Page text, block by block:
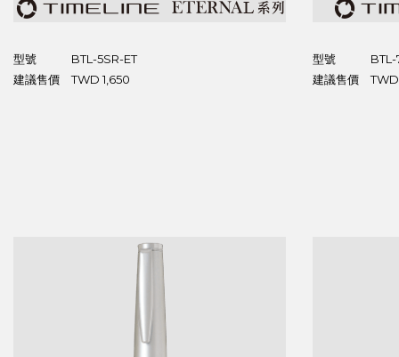
型號
BTL-5SR-ET
建議售價
TWD 1,650
型號
BTL-
建議售價